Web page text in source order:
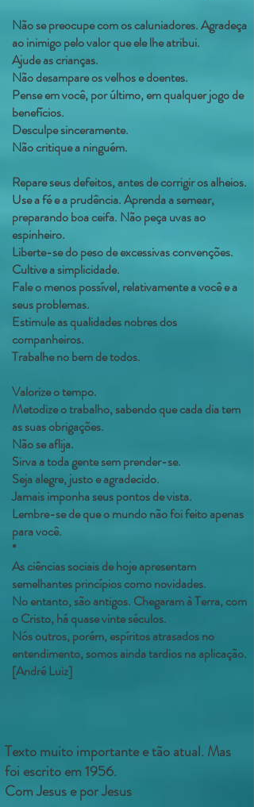
Não se preocupe com os caluniadores. Agradeça
ao inimigo pelo valor que ele lhe atribui.
Ajude as crianças.
Não desampare os velhos e doentes.
Pense em você, por último, em qualquer jogo de
benefícios.
Desculpe sinceramente.
Não critique a ninguém.
Repare seus defeitos, antes de corrigir os alheios.
Use a fé e a prudência. Aprenda a semear,
preparando boa ceifa. Não peça uvas ao
espinheiro.
Liberte-se do peso de excessivas convenções.
Cultive a simplicidade.
Fale o menos possível, relativamente a você e a
seus problemas.
Estimule as qualidades nobres dos
companheiros.
Trabalhe no bem de todos.
Valorize o tempo.
Metodize o trabalho, sabendo que cada dia tem
as suas obrigações.
Não se aflija.
Sirva a toda gente sem prender-se.
Seja alegre, justo e agradecido.
Jamais imponha seus pontos de vista.
Lembre-se de que o mundo não foi feito apenas
para você.
*
As ciências sociais de hoje apresentam
semelhantes princípios como novidades.
No entanto, são antigos. Chegaram à Terra, com
o Cristo, há quase vinte séculos.
Nós outros, porém, espíritos atrasados no
entendimento, somos ainda tardios na aplicação.
[André Luiz]
Texto muito importante e tão atual. Mas
foi escrito em 1956.
Com Jesus e por Jesus